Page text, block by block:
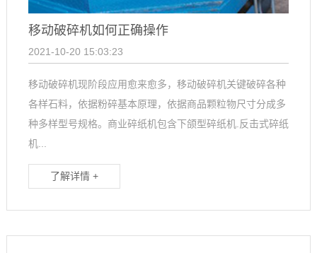
移动破碎机如何正确操作
2021-10-20 15:03:23
移动破碎机现阶段应用愈来愈多，移动破碎机关键破碎各种
各样石料，依据粉碎基本原理，依据商品颗粒物尺寸分成多
种多样型号规格。商业碎纸机包含下颌型碎纸机.反击式碎纸
机...
了解详情 +